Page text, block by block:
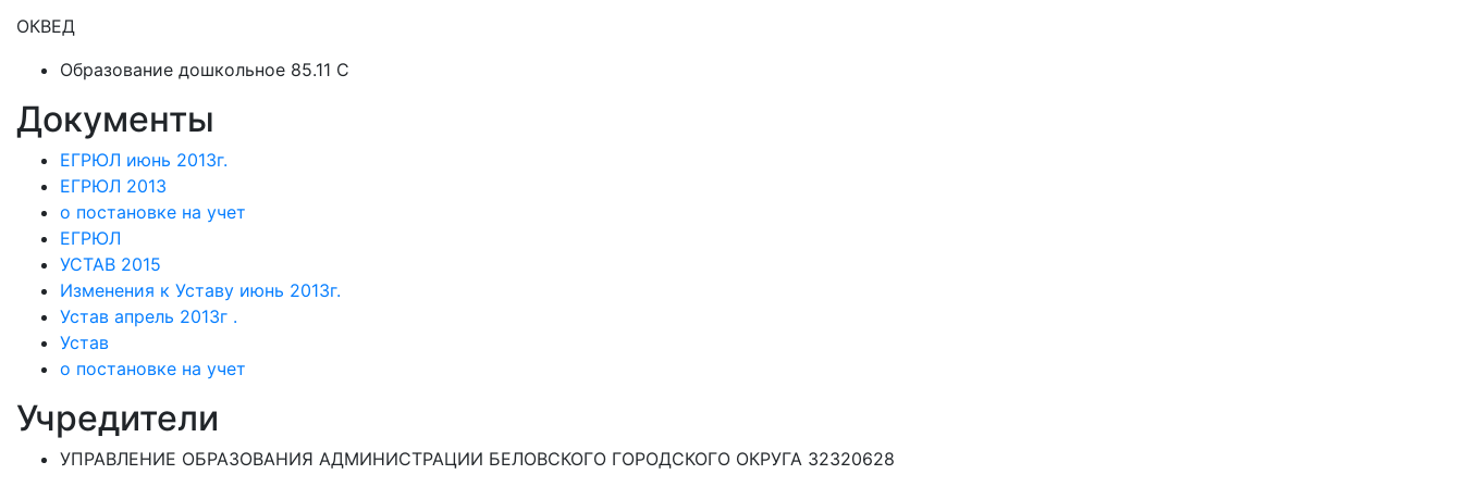
ОКВЕД
Образование дошкольное 85.11 C
Документы
ЕГРЮЛ июнь 2013г.
ЕГРЮЛ 2013
о постановке на учет
ЕГРЮЛ
УСТАВ 2015
Изменения к Уставу июнь 2013г.
Устав апрель 2013г .
Устав
о постановке на учет
Учредители
УПРАВЛЕНИЕ ОБРАЗОВАНИЯ АДМИНИСТРАЦИИ БЕЛОВСКОГО ГОРОДСКОГО ОКРУГА 32320628